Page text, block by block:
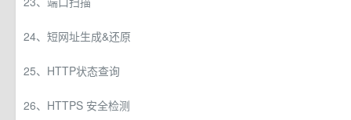
24、短网址生成&还原
25、HTTP状态查询
26、HTTPS 安全检测